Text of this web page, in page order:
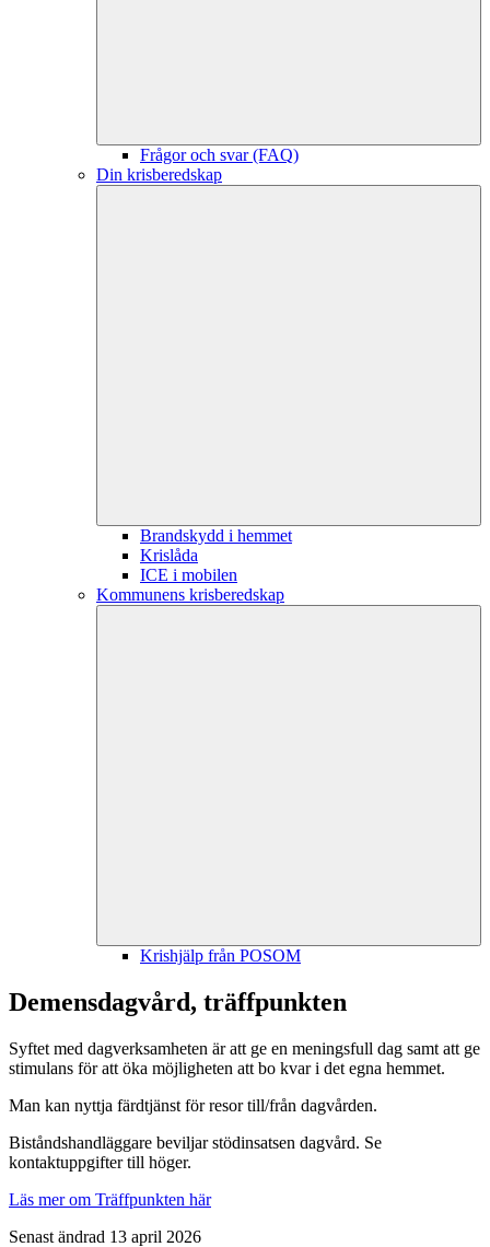
Frågor och svar (FAQ)
Din krisberedskap
Brandskydd i hemmet
Krislåda
ICE i mobilen
Kommunens krisberedskap
Krishjälp från POSOM
Demensdagvård, träffpunkten
Syftet med dagverksamheten är att ge en meningsfull dag samt att ge
stimulans för att öka möjligheten att bo kvar i det egna hemmet.
Man kan nyttja färdtjänst för resor till/från dagvården.
Biståndshandläggare beviljar stödinsatsen dagvård. Se
kontaktuppgifter till höger.
Läs mer om Träffpunkten här
Senast ändrad 13 april 2026